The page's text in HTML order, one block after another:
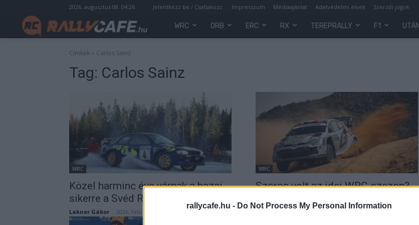
rallycafe.hu - Do Not Process My Personal Information
2026. augusztus 08. 04:26 Jelentkezz be / Csatlakozz Impresszum Médiaajánlat Adatvédelmi elvek Szerzői jogok
WRC ORB ERC RX TEREPRALLY F1
Címkék Carlos Sainz
Tag: Carlos Sainz
WRC
Közel harminc éve várnak a hazai
sikerre a Svéd Rally szurkolói
Lakner Gábor 2026. február 18.
WRC
Szoros volt az idei WRC-szezon?
2025. december 24.